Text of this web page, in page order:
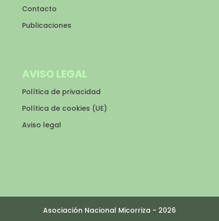
Contacto
Publicaciones
AVISO LEGAL
Política de privacidad
Política de cookies (UE)
Aviso legal
Asociación Nacional Micorriza - 2026